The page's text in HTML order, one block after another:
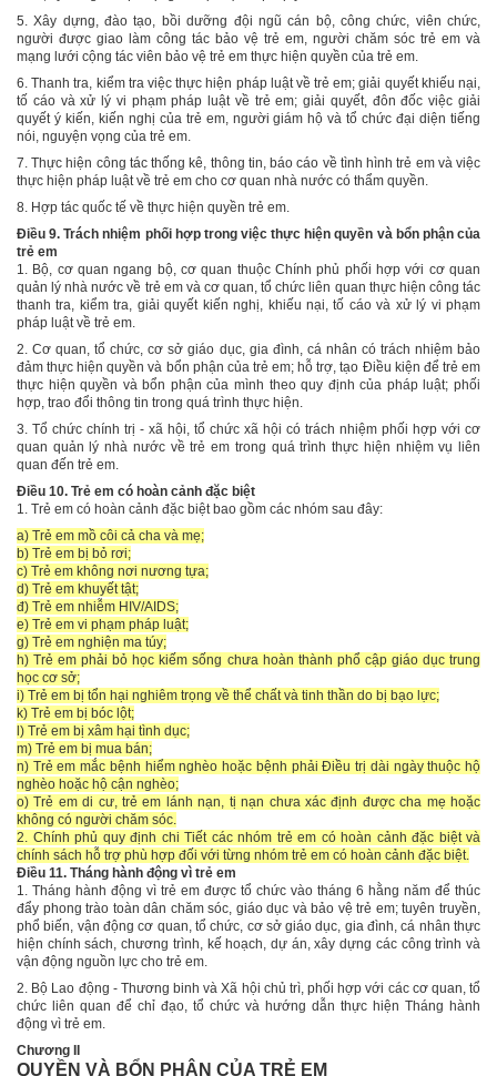
5. Xây dựng, đào tạo, bồi dưỡng đội ngũ cán bộ, công chức, viên chức,
người được giao làm công tác bảo vệ trẻ em, người chăm sóc trẻ em và
mạng lưới cộng tác viên bảo vệ trẻ em thực hiện quyền của trẻ em.
6. Thanh tra, kiểm tra việc thực hiện pháp luật về trẻ em; giải quyết khiếu nại,
tố cáo và xử lý vi phạm pháp luật về trẻ em; giải quyết, đôn đốc việc giải
quyết ý kiến, kiến nghị của trẻ em, người giám hộ và tổ chức đại diện tiếng
nói, nguyện vọng của trẻ em.
7. Thực hiện công tác thống kê, thông tin, báo cáo về tình hình trẻ em và việc
thực hiện pháp luật về trẻ em cho cơ quan nhà nước có thẩm quyền.
8. Hợp tác quốc tế về thực hiện quyền trẻ em.
Điều 9. Trách nhiệm phối hợp trong việc thực hiện quyền và bổn phận của
trẻ em
1. Bộ, cơ quan ngang bộ, cơ quan thuộc Chính phủ phối hợp với cơ quan
quản lý nhà nước về trẻ em và cơ quan, tổ chức liên quan thực hiện công tác
thanh tra, kiểm tra, giải quyết kiến nghị, khiếu nại, tố cáo và xử lý vi phạm
pháp luật về trẻ em.
2. Cơ quan, tổ chức, cơ sở giáo dục, gia đình, cá nhân có trách nhiệm bảo
đảm thực hiện quyền và bổn phận của trẻ em; hỗ trợ, tạo Điều kiện để trẻ em
thực hiện quyền và bổn phận của mình theo quy định của pháp luật; phối
hợp, trao đổi thông tin trong quá trình thực hiện.
3. Tổ chức chính trị - xã hội, tổ chức xã hội có trách nhiệm phối hợp với cơ
quan quản lý nhà nước về trẻ em trong quá trình thực hiện nhiệm vụ liên
quan đến trẻ em.
Điều 10. Trẻ em có hoàn cảnh đặc biệt
1. Trẻ em có hoàn cảnh đặc biệt bao gồm các nhóm sau đây:
a) Trẻ em mồ côi cả cha và mẹ;
b) Trẻ em bị bỏ rơi;
c) Trẻ em không nơi nương tựa;
d) Trẻ em khuyết tật;
đ) Trẻ em nhiễm HIV/AIDS;
e) Trẻ em vi phạm pháp luật;
g) Trẻ em nghiện ma túy;
h) Trẻ em phải bỏ học kiếm sống chưa hoàn thành phổ cập giáo dục trung
học cơ sở;
i) Trẻ em bị tổn hại nghiêm trọng về thể chất và tinh thần do bị bạo lực;
k) Trẻ em bị bóc lột;
l) Trẻ em bị xâm hại tình dục;
m) Trẻ em bị mua bán;
n) Trẻ em mắc bệnh hiểm nghèo hoặc bệnh phải Điều trị dài ngày thuộc hộ
nghèo hoặc hộ cận nghèo;
o) Trẻ em di cư, trẻ em lánh nạn, tị nạn chưa xác định được cha mẹ hoặc
không có người chăm sóc.
2. Chính phủ quy định chi Tiết các nhóm trẻ em có hoàn cảnh đặc biệt và
chính sách hỗ trợ phù hợp đối với từng nhóm trẻ em có hoàn cảnh đặc biệt.
Điều 11. Tháng hành động vì trẻ em
1. Tháng hành động vì trẻ em được tổ chức vào tháng 6 hằng năm để thúc
đẩy phong trào toàn dân chăm sóc, giáo dục và bảo vệ trẻ em; tuyên truyền,
phổ biến, vận động cơ quan, tổ chức, cơ sở giáo dục, gia đình, cá nhân thực
hiện chính sách, chương trình, kế hoạch, dự án, xây dựng các công trình và
vận động nguồn lực cho trẻ em.
2. Bộ Lao động - Thương binh và Xã hội chủ trì, phối hợp với các cơ quan, tổ
chức liên quan để chỉ đạo, tổ chức và hướng dẫn thực hiện Tháng hành
động vì trẻ em.
Chương II
QUYỀN VÀ BỔN PHẬN CỦA TRẺ EM